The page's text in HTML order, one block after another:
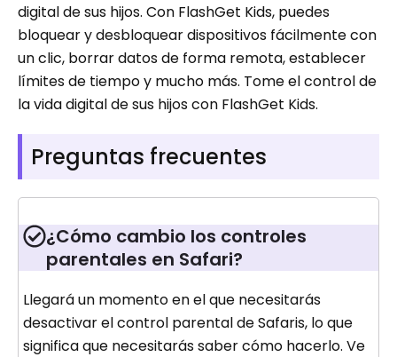
digital de sus hijos. Con FlashGet Kids, puedes
bloquear y desbloquear dispositivos fácilmente con
un clic, borrar datos de forma remota, establecer
límites de tiempo y mucho más. Tome el control de
la vida digital de sus hijos con FlashGet Kids.
Preguntas frecuentes
¿Cómo cambio los controles
parentales en Safari?
Llegará un momento en el que necesitarás
desactivar el control parental de Safaris, lo que
significa que necesitarás saber cómo hacerlo. Ve